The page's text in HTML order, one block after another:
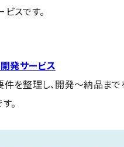
スです。
発サービス
件を整理し、開発～納品ま
。